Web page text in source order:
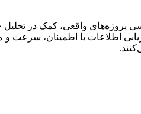
پروژه‌های واقعی، کمک در
اطلاعات با اطمینان، سرعت